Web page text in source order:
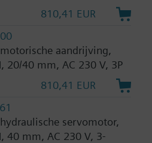
810,41 EUR
aandrijving,
20/40 mm, AC 230 V, 3P
810,41 EUR
servomotor,
40 mm, AC 230 V, 3-